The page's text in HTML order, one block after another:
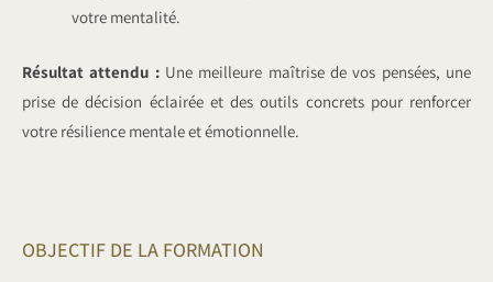
votre mentalité.
Résultat attendu :Une meilleure maîtrise de vos pensées, une
prise de décision éclairée et des outils concrets pour renforcer
votre résilience mentale et émotionnelle.
OBJECTIF DE LA FORMATION